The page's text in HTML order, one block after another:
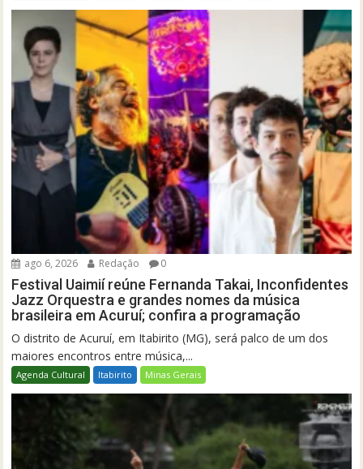
ago 6, 2026 Redação 0
Festival Uaimií reúne Fernanda Takai, Inconfidentes
Jazz Orquestra e grandes nomes da música
brasileira em Acuruí; confira a programação
O distrito de Acuruí, em Itabirito (MG), será palco de um dos
maiores encontros entre música,...
Agenda Cultural Itabirito Minas Gerais